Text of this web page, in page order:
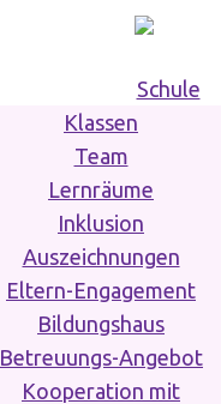
Schule
Klassen
Team
Lernräume
Inklusion
Auszeichnungen
Eltern-Engagement
Bildungshaus
Betreuungs-Angebot
Kooperation mit